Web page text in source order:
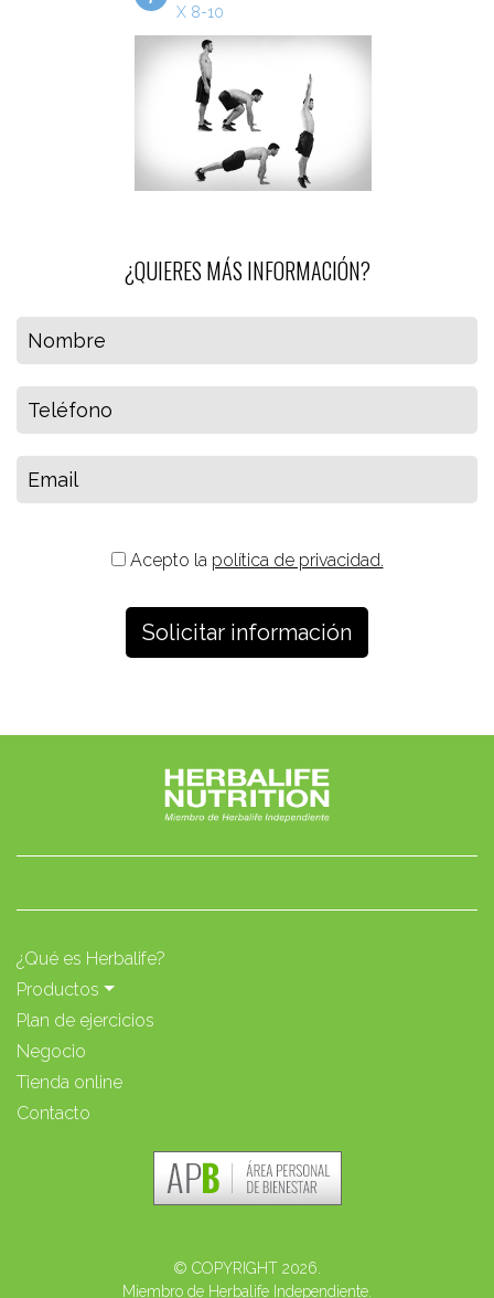
X 8-10
¿QUIERES MÁS INFORMACIÓN?
Acepto la política de privacidad.
¿Qué es Herbalife?
Productos
Plan de ejercicios
Negocio
Tienda online
Contacto
© COPYRIGHT 2026.
Miembro de Herbalife Independiente.